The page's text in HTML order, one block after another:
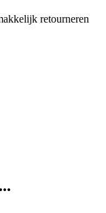
retourneren